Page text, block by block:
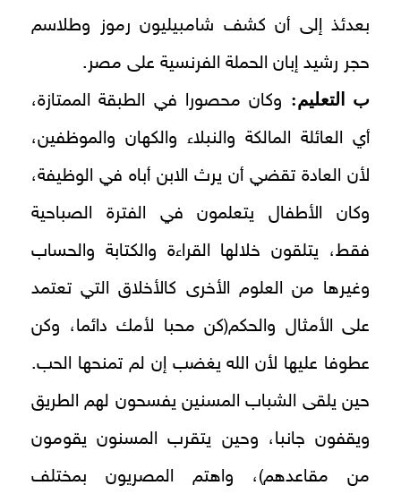
بعدئذ إلى أن كشف شامبيليون رموز وطلاسم
حجر رشيد إبان الحملة الفرنسية على مصر.
ب التعليم: وكان محصورا في الطبقة الممتازة،
أي العائلة المالكة والنبلاء والكهان والموظفين،
لأن العادة تقضي أن يرث الابن أباه في الوظيفة،
وكان الأطفال يتعلمون في الفترة الصباحية
فقط، يتلقون خلالها القراءة والكتابة والحساب
وغيرها من العلوم الأخرى كالأخلاق التي تعتمد
على الأمثال والحكم(كن محبا لأمك دائما، وكن
عطوفا عليها لأن الله يغضب إن لم تمنحها الحب.
حين يلقى الشباب المسنين يفسحون لهم الطريق
ويقفون جانبا، وحين يتقرب المسنون يقومون
من مقاعدهم)، واهتم المصريون بمختلف